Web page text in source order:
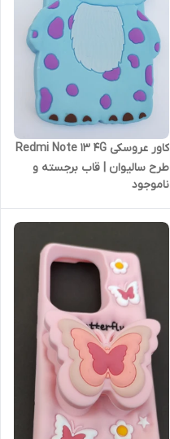
کاور عروسکی Redmi Note 13 4G
طرح سالیوان | قاب برجسته و
بزرگ فانتزی
ناموجود